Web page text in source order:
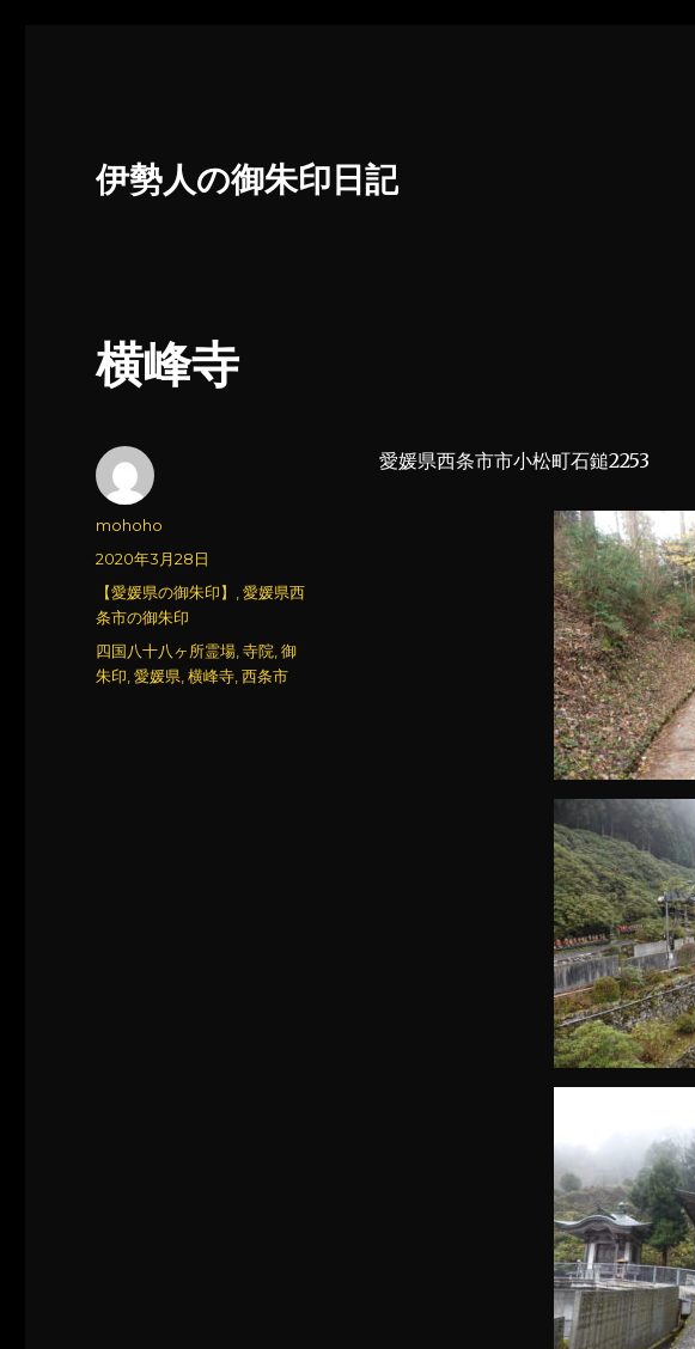
伊勢人の御朱印日記
横峰寺
愛媛県西条市市小松町石鎚2253
投
mohoho
投
稿
日:
2020年3月28日
カ
テ
ゴ
リ
【愛媛県の御朱印】 ,愛媛県西
条市の御朱印
タ
グ
四国八十八ヶ所霊場 ,寺院 ,御
朱印 ,愛媛県 ,横峰寺 ,西条市